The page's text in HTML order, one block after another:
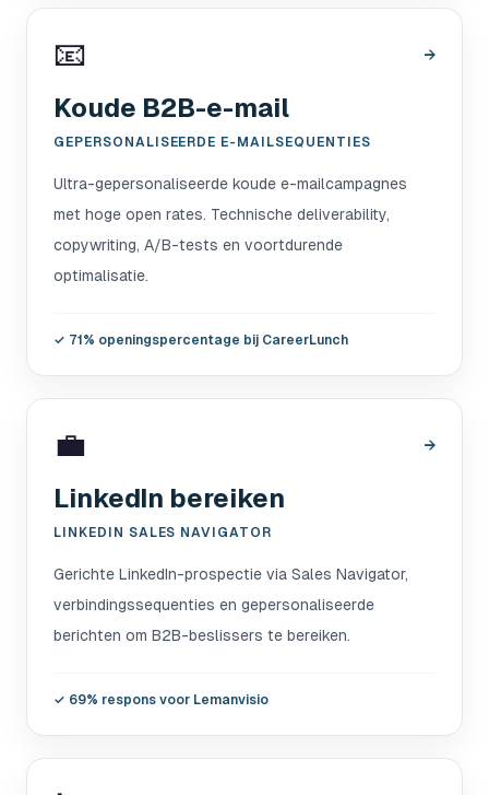
📧 →
Koude B2B-e-mail
GEPERSONALISEERDE E-MAILSEQUENTIES
Ultra-gepersonaliseerde koude e-mailcampagnes
met hoge open rates. Technische deliverability,
copywriting, A/B-tests en voortdurende
optimalisatie.
✓ 71% openingspercentage bij CareerLunch
💼 →
LinkedIn bereiken
LINKEDIN SALES NAVIGATOR
Gerichte LinkedIn-prospectie via Sales Navigator,
verbindingssequenties en gepersonaliseerde
berichten om B2B-beslissers te bereiken.
✓ 69% respons voor Lemanvisio